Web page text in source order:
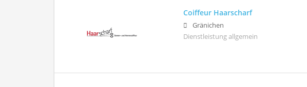
Coiffeur Haarscharf
Gränichen
Dienstleistung allgemein